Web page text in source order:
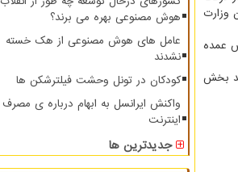
وزارت
عمده
بخش
هوش مصنوعی بهره می برند؟
عامل های هوش مصنوعی از هک خسته
نشدند
کودکان در تونل وحشت فیلترشکن ها
واکنش ایرانسل به ابهام درباره ی مصرف
اینترنت
جدیدترین ها